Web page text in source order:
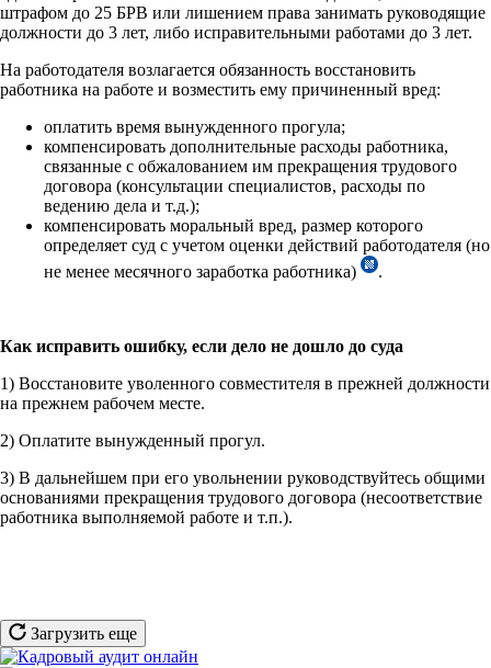
штрафом до 25 БРВ или лишением права занимать руководящие
должности до 3 лет, либо исправительными работами до 3 лет.
На работодателя возлагается обязанность восстановить
работника на работе и возместить ему причиненный вред:
оплатить время вынужденного прогула;
компенсировать дополнительные расходы работника,
связанные с обжалованием им прекращения трудового
договора (консультации специалистов, расходы по
ведению дела и т.д.);
компенсировать моральный вред, размер которого
определяет суд с учетом оценки действий работодателя (но
не менее месячного заработка работника)
.
Как исправить ошибку, если дело не дошло до суда
1) Восстановите уволенного совместителя в прежней должности
на прежнем рабочем месте.
2) Оплатите вынужденный прогул.
3) В дальнейшем при его увольнении руководствуйтесь общими
основаниями прекращения трудового договора (несоответствие
работника выполняемой работе и т.п.).
Загрузить еще